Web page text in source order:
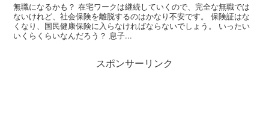
無職になるかも？ 在宅ワークは継続していくので、完全な無職では
ないけれど、社会保険を離脱するのはかなり不安です。 保険証はな
くなり、国民健康保険に入らなければならないでしょう。 いったい
いくらくらいなんだろう？ 息子...
スポンサーリンク